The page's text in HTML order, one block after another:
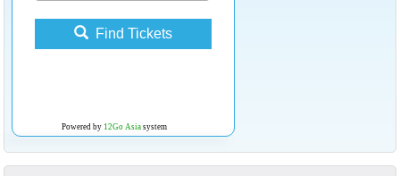
Find Tickets
Powered by 12Go Asiasystem